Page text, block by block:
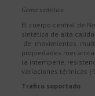
Goma sintética
El cuerpo central de
sintética de alta
de movimientos
propiedades
la intemperie,
variaciones térmicas (-
Tráfico soportado